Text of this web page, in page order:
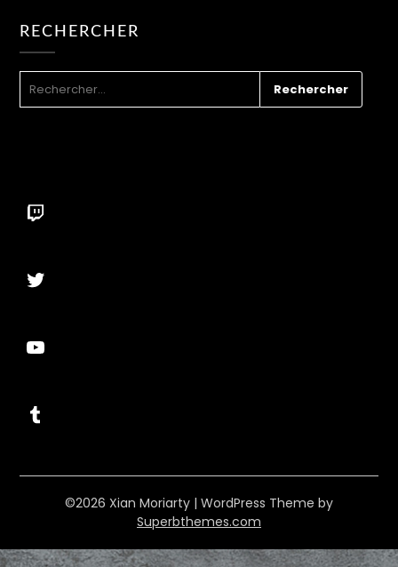
RECHERCHER
Twitch
Twitter
YouTube
Tumblr
©2026 Xian Moriarty | WordPress Theme by
Superbthemes.com